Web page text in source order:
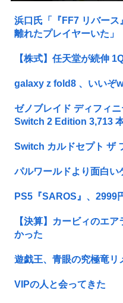
浜口氏「『FF7 リバース
離れたプレイヤーいた」
【株式】任天堂が続伸
galaxy z fold8 、いいぞ
ゼノブレイド ディフィ
Switch 2 Edition 3,713
Switch カルドセプト ザ
パルワールドより面白い
PS5『SAROS』、2999
【決算】カービィのエ
かった
遊戯王、青眼の究極竜リ
VIPの人と会ってきた